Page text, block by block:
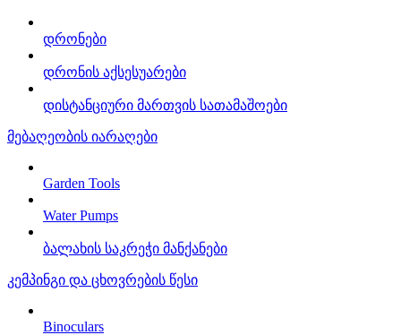
დრონები
დრონის აქსესუარები
დისტანციური მართვის სათამაშოები
მებაღეობის იარაღები
Garden Tools
Water Pumps
ბალახის საკრეჭი მანქანები
კემპინგი და ცხოვრების წესი
Binoculars